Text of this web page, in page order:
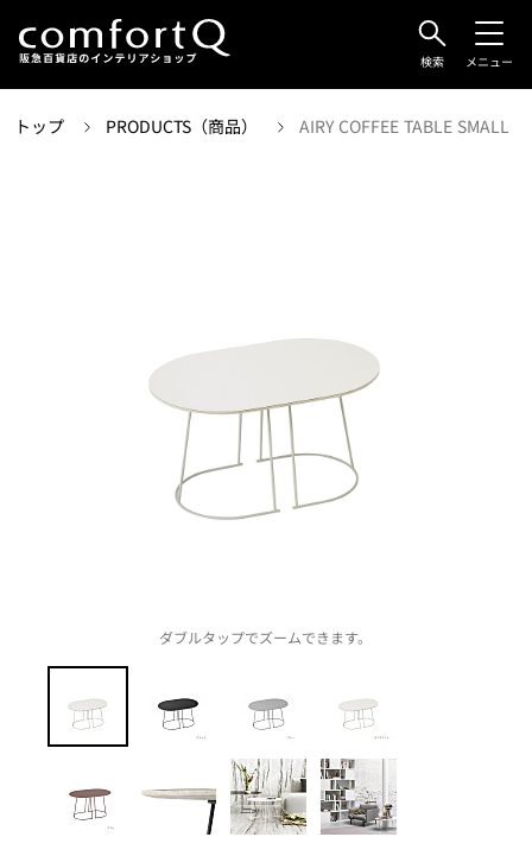
検索 メニュー
トップ PRODUCTS（商品） AIRY COFFEE TABLE SMALL
ダブルタップでズームできます。